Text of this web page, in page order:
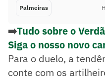
Palmeiras
➡️Tudo sobre o
Siga o nosso novo
Para o duelo, a
conte com os